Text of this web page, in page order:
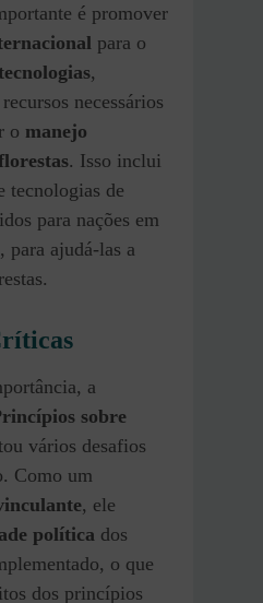
é promover
para o
,
necessários
o manejo
. Isso inclui
tecnologias de
para nações em
para ajudá-las a
a
sobre
vários desafios
Como um
, ele
política dos
o que
dos princípios